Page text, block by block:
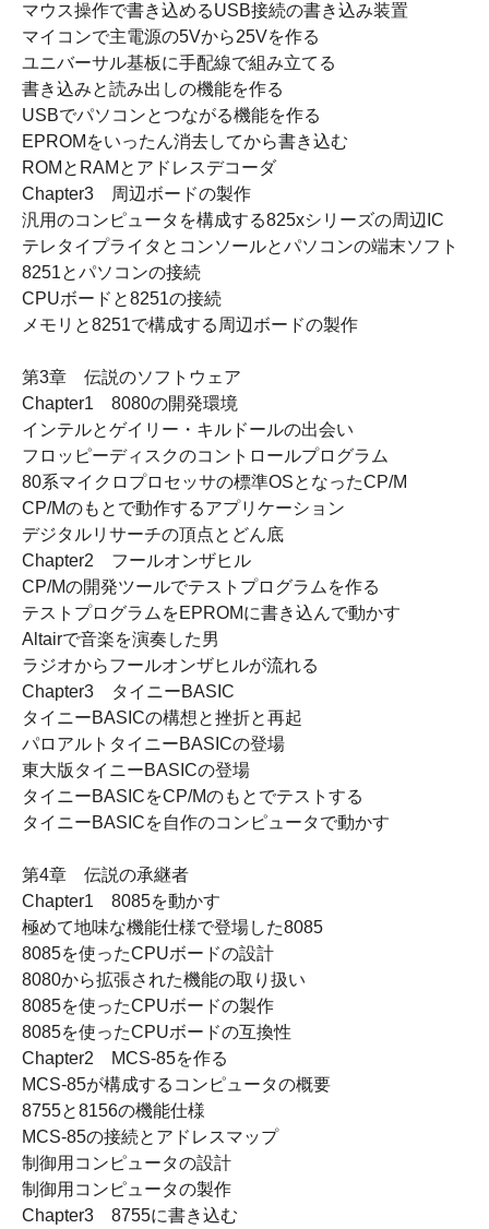
マウス操作で書き込めるUSB接続の書き込み装置
マイコンで主電源の5Vから25Vを作る
ユニバーサル基板に手配線で組み立てる
書き込みと読み出しの機能を作る
USBでパソコンとつながる機能を作る
EPROMをいったん消去してから書き込む
ROMとRAMとアドレスデコーダ
Chapter3 周辺ボードの製作
汎用のコンピュータを構成する825xシリーズの周辺IC
テレタイプライタとコンソールとパソコンの端末ソフト
8251とパソコンの接続
CPUボードと8251の接続
メモリと8251で構成する周辺ボードの製作
第3章 伝説のソフトウェア
Chapter1 8080の開発環境
インテルとゲイリー・キルドールの出会い
フロッピーディスクのコントロールプログラム
80系マイクロプロセッサの標準OSとなったCP/M
CP/Mのもとで動作するアプリケーション
デジタルリサーチの頂点とどん底
Chapter2 フールオンザヒル
CP/Mの開発ツールでテストプログラムを作る
テストプログラムをEPROMに書き込んで動かす
Altairで音楽を演奏した男
ラジオからフールオンザヒルが流れる
Chapter3 タイニーBASIC
タイニーBASICの構想と挫折と再起
パロアルトタイニーBASICの登場
東大版タイニーBASICの登場
タイニーBASICをCP/Mのもとでテストする
タイニーBASICを自作のコンピュータで動かす
第4章 伝説の承継者
Chapter1 8085を動かす
極めて地味な機能仕様で登場した8085
8085を使ったCPUボードの設計
8080から拡張された機能の取り扱い
8085を使ったCPUボードの製作
8085を使ったCPUボードの互換性
Chapter2 MCS-85を作る
MCS-85が構成するコンピュータの概要
8755と8156の機能仕様
MCS-85の接続とアドレスマップ
制御用コンピュータの設計
制御用コンピュータの製作
Chapter3 8755に書き込む